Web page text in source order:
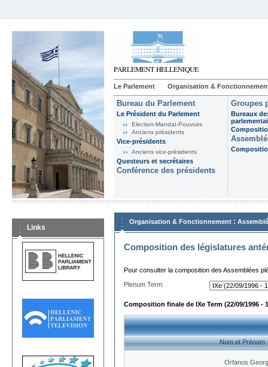
Le Parlement Organisation &
Bureau du Parlement
Le Président du Parlement
Election-Mandat-Pouvoirs
Anciens présidents
Vice-présidents
Anciens vice-présidents
Questeurs et secrétaires
Conférence des présidents
Groupes
Bureaux
Links
Organisation & Fonctionnement :
Composition des législatures
Pour consulter la composition des Assemblées
Plenum Term:
Composition finale de IXe Term (22/09/1996 -
Nom et Prénom
Orfanos